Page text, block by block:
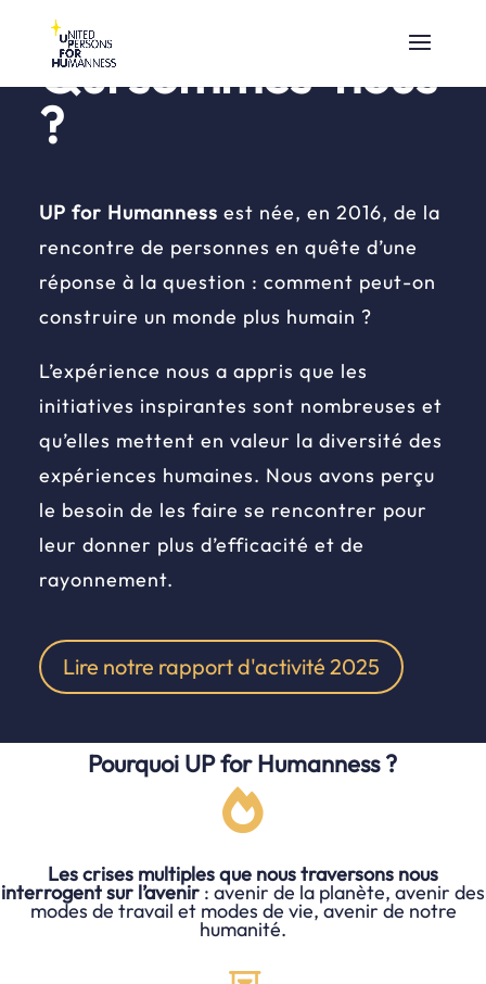
Qui sommes-nous
?
UP for Humanness est née, en 2016, de la
rencontre de personnes en quête d’une
réponse à la question : comment peut-on
construire un monde plus humain ?
L’expérience nous a appris que les
initiatives inspirantes sont nombreuses et
qu’elles mettent en valeur la diversité des
expériences humaines. Nous avons perçu
le besoin de les faire se rencontrer pour
leur donner plus d’efficacité et de
rayonnement.
Lire notre rapport d'activité 2025
Pourquoi UP for Humanness ?

Les crises multiples que nous traversons nous
interrogent sur l’avenir : avenir de la planète, avenir des
modes de travail et modes de vie, avenir de notre
humanité.